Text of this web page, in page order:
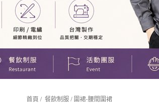
首頁 / 餐飲制服 / 圍裙-腰間圍裙